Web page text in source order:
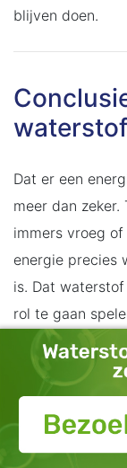
blijven doen.
waterstof
Dat er een
meer dan
immers vroeg
energie precies
is. Dat
rol te gaan
is echter wel
kondigde
willen en
allerlei bedrijven
waterstof.